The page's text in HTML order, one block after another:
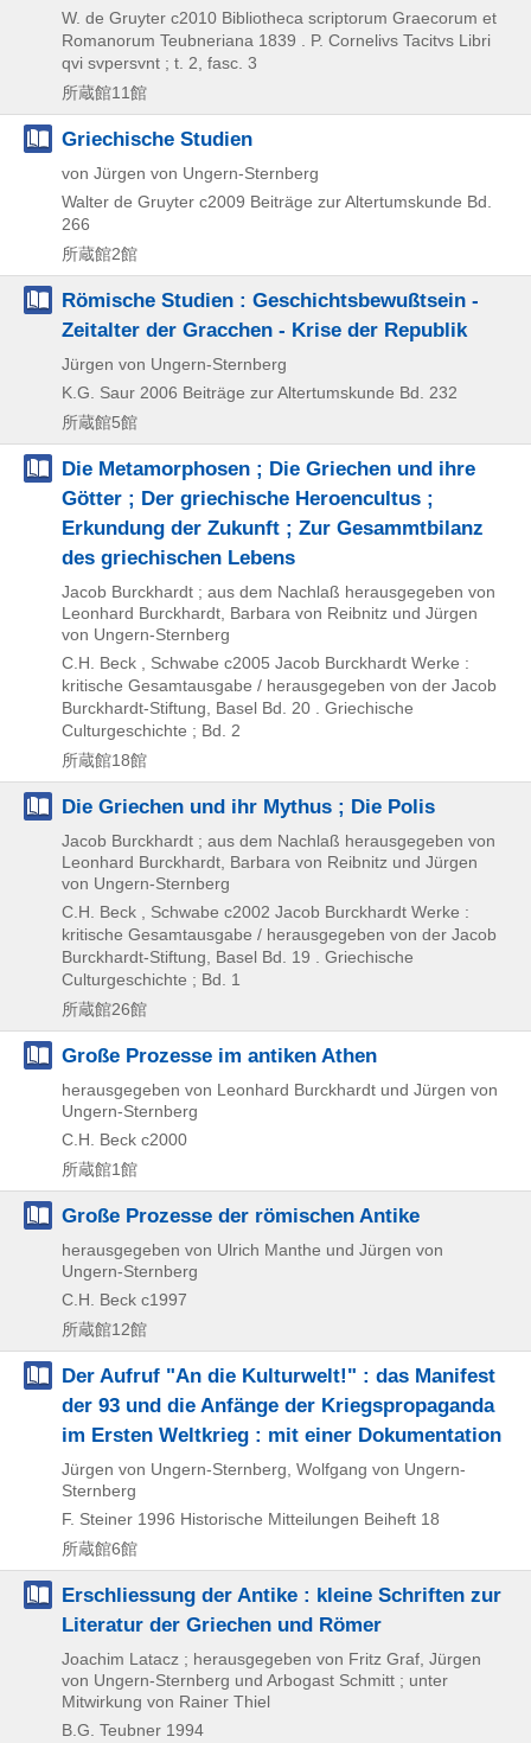
W. de Gruyter c2010 Bibliotheca scriptorum Graecorum et
Romanorum Teubneriana 1839 . P. Cornelivs Tacitvs Libri
qvi svpersvnt ; t. 2, fasc. 3
所蔵館11館
Griechische Studien
von Jürgen von Ungern-Sternberg
Walter de Gruyter c2009 Beiträge zur Altertumskunde Bd.
266
所蔵館2館
Römische Studien : Geschichtsbewußtsein -
Zeitalter der Gracchen - Krise der Republik
Jürgen von Ungern-Sternberg
K.G. Saur 2006 Beiträge zur Altertumskunde Bd. 232
所蔵館5館
Die Metamorphosen ; Die Griechen und ihre
Götter ; Der griechische Heroencultus ;
Erkundung der Zukunft ; Zur Gesammtbilanz
des griechischen Lebens
Jacob Burckhardt ; aus dem Nachlaß herausgegeben von
Leonhard Burckhardt, Barbara von Reibnitz und Jürgen
von Ungern-Sternberg
C.H. Beck , Schwabe c2005 Jacob Burckhardt Werke :
kritische Gesamtausgabe / herausgegeben von der Jacob
Burckhardt-Stiftung,
Basel Bd. 20 . Griechische
Culturgeschichte ; Bd. 2
所蔵館18館
Die Griechen und ihr Mythus ; Die Polis
Jacob Burckhardt ; aus dem Nachlaß herausgegeben von
Leonhard Burckhardt, Barbara von Reibnitz und Jürgen
von Ungern-Sternberg
C.H. Beck , Schwabe c2002 Jacob Burckhardt Werke :
kritische Gesamtausgabe / herausgegeben von der Jacob
Burckhardt-Stiftung,
Basel Bd. 19 . Griechische
Culturgeschichte ; Bd. 1
所蔵館26館
Große Prozesse im antiken Athen
herausgegeben von Leonhard Burckhardt und Jürgen von
Ungern-Sternberg
C.H. Beck c2000
所蔵館1館
Große Prozesse der römischen Antike
herausgegeben von Ulrich Manthe und Jürgen von
Ungern-Sternberg
C.H. Beck c1997
所蔵館12館
Der Aufruf "An die Kulturwelt!" : das Manifest
der 93 und die Anfänge der Kriegspropaganda
im Ersten Weltkrieg : mit einer Dokumentation
Jürgen von Ungern-Sternberg, Wolfgang von Ungern-
Sternberg
F. Steiner 1996 Historische Mitteilungen Beiheft 18
所蔵館6館
Erschliessung der Antike : kleine Schriften zur
Literatur der Griechen und Römer
Joachim Latacz ; herausgegeben von Fritz Graf, Jürgen
von Ungern-Sternberg und Arbogast Schmitt ; unter
Mitwirkung von Rainer Thiel
B.G. Teubner 1994